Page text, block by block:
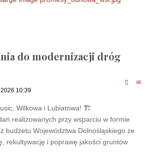
do modernizacji dróg
10:39
Wilkowa i Lubiatowa! 🏗
realizowanych przy wsparciu w formie
budżetu Województwa Dolnośląskiego ze
rekultywację i poprawę jakości gruntów